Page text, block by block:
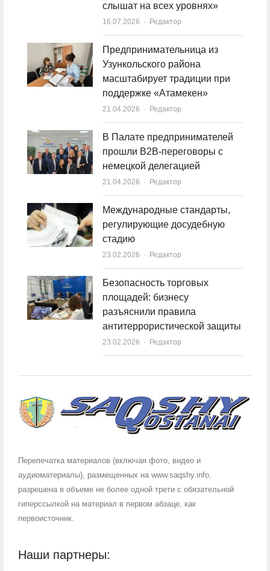
слышат на всех уровнях»
16.07.2026 Author
Редактор
Предпринимательница из
Узункольского района
масштабирует традиции при
поддержке «Атамекен»
21.04.2026 Author
Редактор
В Палате предпринимателей
прошли B2B-переговоры с
немецкой делегацией
21.04.2026 Author
Редактор
Международные стандарты,
регулирующие досудебную
стадию
23.02.2026 Author
Редактор
Безопасность торговых
площадей: бизнесу
разъяснили правила
антитеррористической защиты
23.02.2026 Author
Редактор
Перепечатка материалов (включая фото, видео и
аудиоматериалы), размещенных на www.saqshy.info,
разрешена в объеме не более одной трети с обязательной
гиперссылкой на материал в первом абзаце, как
первоисточник.
Наши партнеры: